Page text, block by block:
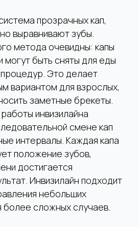
прозрачных кап,
выравнивают зубы.
метода очевидны: капы
могут быть сняты для еды
процедур. Это делает
вариантом для взрослых,
заметные брекеты.
инвизилайна
смене кап
интервалы. Каждая капа
положение зубов,
достигается
Инвизилайн подходит
небольших
более сложных случаев.